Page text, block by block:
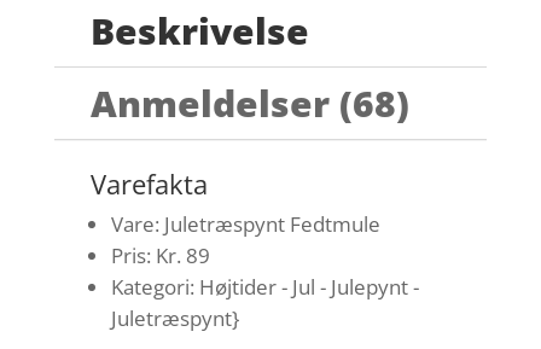
Beskrivelse
Anmeldelser (68)
Varefakta
Vare: Juletræspynt Fedtmule
Pris: Kr. 89
Kategori: Højtider - Jul - Julepynt -
Juletræspynt}